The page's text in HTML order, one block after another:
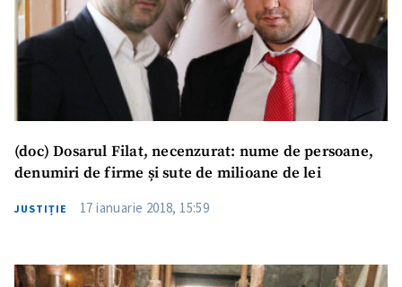
(doc) Dosarul Filat, necenzurat: nume de persoane,
denumiri de firme și sute de milioane de lei
JUSTIȚIE 17 ianuarie 2018, 15:59